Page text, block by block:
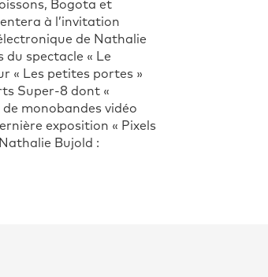
Bogota et
à l’invitation
de Nathalie
du spectacle « Le
« Les petites portes »
Super-8 dont «
monobandes vidéo
exposition « Pixels
Bujold :